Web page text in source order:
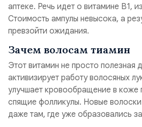
аптеке. Речь идет о витамине B1,
Стоимость ампулы невысока, а
превзойти ожидания.
Зачем волосам тиамин
Этот витамин не просто полезная
активизирует работу волосяных
улучшает кровообращение в коже
спящие фолликулы. Новые
даже там, где уже образовались